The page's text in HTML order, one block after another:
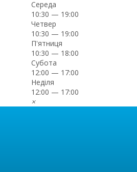
Середа
10:30 — 19:00
Четвер
10:30 — 19:00
П'ятниця
10:30 — 18:00
Субота
12:00 — 17:00
Неділя
12:00 — 17:00
×